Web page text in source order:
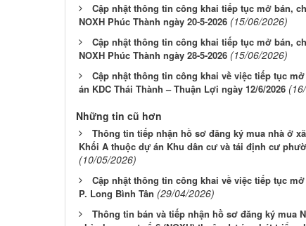
Cập nhật thông tin công khai tiếp tục mở bán,
NOXH Phúc Thành ngày 20-5-2026 (15/06/2026)
Cập nhật thông tin công khai tiếp tục mở bán,
NOXH Phúc Thành ngày 28-5-2026 (15/06/2026)
Cập nhật thông tin công khai về việc tiếp tục
án KDC Thái Thành – Thuận Lợi ngày 12/6/2026
Những tin cũ hơn
Thông tin tiếp nhận hồ sơ đăng ký mua nhà ở
Khối A thuộc dự án Khu dân cư và tái định cư
(10/05/2026)
Cập nhật thông tin công khai về việc tiếp tục
P. Long Bình Tân (29/04/2026)
Thông tin bán và tiếp nhận hồ sơ đăng ký mua